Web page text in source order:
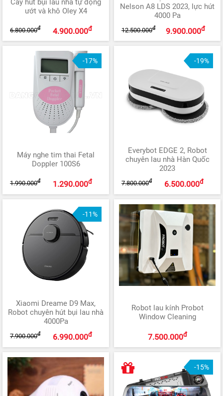
Cây hút bụi lau nhà tự động
ướt và khô Oley X4
4.900.000đ
6.800.000đ
Nelson A8 LDS 2023, lực hút
4000 Pa
9.900.000đ
12.500.000đ
-17%
Máy nghe tim thai Fetal
Doppler 100S6
1.290.000đ
1.990.000đ
-19%
Everybot EDGE 2, Robot
chuyên lau nhà Hàn Quốc
2023
6.500.000đ
7.800.000đ
-11%
Xiaomi Dreame D9 Max,
Robot chuyên hút bụi lau nhà
4000Pa
6.990.000đ
7.900.000đ
Robot lau kính Probot
Window Cleaning
7.500.000đ
-15%